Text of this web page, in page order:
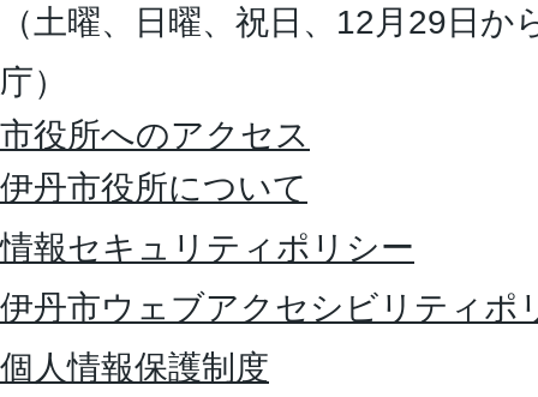
（土曜、日曜、祝日、12月29日
庁）
市役所へのアクセス
伊丹市役所について
情報セキュリティポリシー
伊丹市ウェブアクセシビリティポ
個人情報保護制度